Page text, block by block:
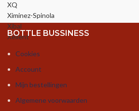
XQ
Ximinez-Spinola
Xibal
Xellent
BOTTLE BUSSINESS
Cookies
Account
Mijn bestellingen
Algemene voorwaarden